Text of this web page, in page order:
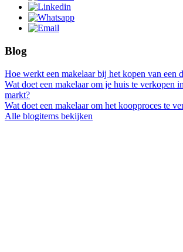
Blog
Hoe werkt een makelaar bij het kopen van een
Wat doet een makelaar om je huis te verkopen
markt?
Wat doet een makelaar om het koopproces te
Alle blogitems bekijken